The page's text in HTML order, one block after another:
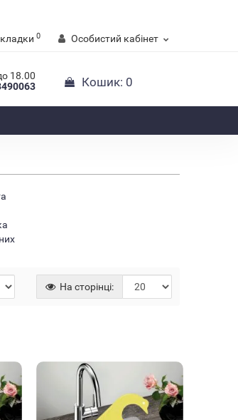
0 Особистий кабінет
18.00
Кошик: 0
На сторінці: